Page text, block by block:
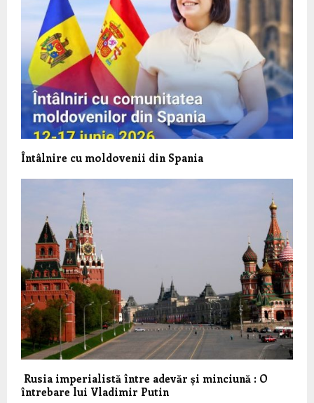
Întâlnire cu moldovenii din Spania
Rusia imperialistă între adevăr și minciună : O
întrebare lui Vladimir Putin